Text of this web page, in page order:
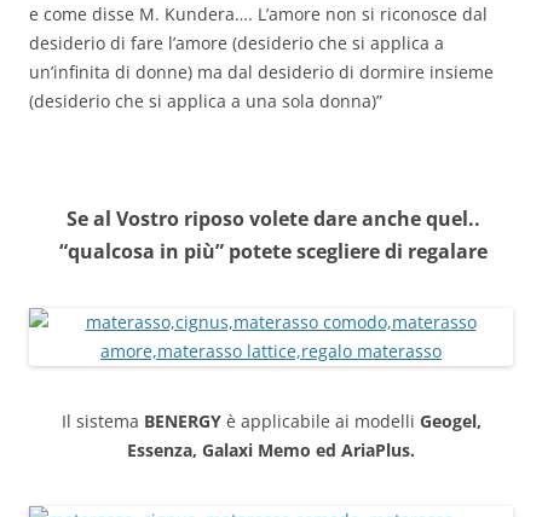
e come disse M. Kundera…. L’amore non si riconosce dal
desiderio di fare l’amore (desiderio che si applica a
un’infinita di donne) ma dal desiderio di dormire insieme
(desiderio che si applica a una sola donna)”
Se al Vostro riposo volete dare anche quel..
“qualcosa in più” potete scegliere di regalare
Il sistema BENERGYè applicabile ai modelli Geogel,
Essenza, Galaxi Memo ed AriaPlus.